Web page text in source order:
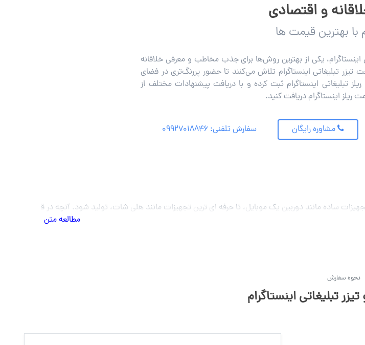
و اقتصادی
با بهترین قیمت ها
اینستاگرام، یکی از بهترین روش‌ها برای جذب مخاطب و معرفی خلاقانه
تبلیغاتی اینستاگرام تلاش می‌کنند تا حضور پررنگ‌تری در فضای
تبلیغاتی اینستاگرام ثبت کرده و با دریافت پیشنهادات مختلف از
اینستاگرام دریافت کنید.
مشاوره رایگان سفارش تلفنی: 09927018846
حرفه ای ترین تجهیزات مانند هلی شات، تولید شود. آنچه در قیمت تاثیر دارد، تجهیزات، مدت فیلمبرداری، مدت ویدیو خروجی ( که معمولا توصیه میشود زمان های
شدن و جذب توجه
پلتفرم‌ها در حوزه به اشتراک گذاری تصاویر و ویدیوها شناخته می‌شود. اینستاگرام از طریق
برای ویرایش و تنظیم آن‌ها در اختیار قرار می‌گیرد. اینستاگرام ریلز تبلیغاتی را با هدف جلب توجه بیشتر
مطالعه متن
نحوه سفارش
تیزر تبلیغاتی اینستاگرام